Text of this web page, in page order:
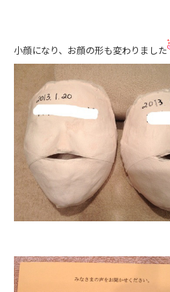
小顔になり、お顔の形も変わりました